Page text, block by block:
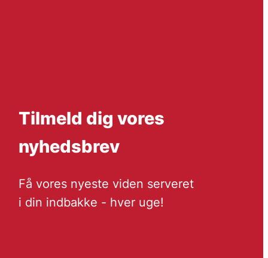
Tilmeld dig vores
nyhedsbrev
Få vores nyeste viden serveret
i din indbakke - hver uge!